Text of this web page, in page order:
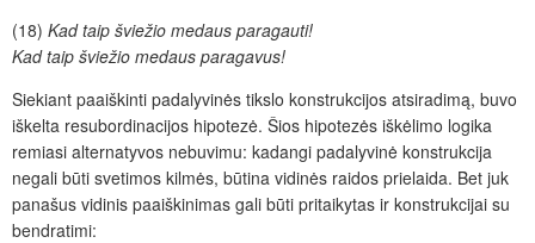
(18) Kad taip šviežio medaus paragauti!
Kad taip šviežio medaus paragavus!
Siekiant paaiškinti padalyvinės tikslo konstrukcijos atsiradimą, buvo
iškelta resubordinacijos hipotezė. Šios hipotezės iškėlimo logika
remiasi alternatyvos nebuvimu: kadangi padalyvinė konstrukcija
negali būti svetimos kilmės, būtina vidinės raidos prielaida. Bet juk
panašus vidinis paaiškinimas gali būti pritaikytas ir konstrukcijai su
bendratimi: